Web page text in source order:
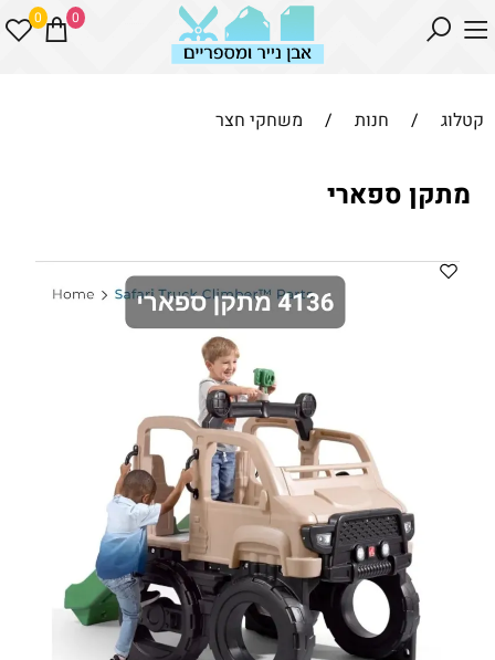
0 0
קטלוג / חנות / משחקי חצר
מתקן ספארי